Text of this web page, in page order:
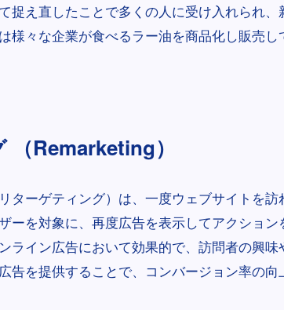
捉え直したことで多くの人に受け入れられ、
様々な企業が食べるラー油を商品化し販売し
（Remarketing）
ターゲティング）は、一度ウェブサイトを
ーを対象に、再度広告を表示してアクション
ライン広告において効果的で、訪問者の興味
告を提供することで、コンバージョン率の向